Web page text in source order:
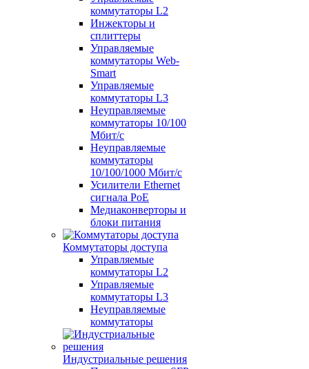
коммутаторы L2
Инжекторы и
сплиттеры
Управляемые
коммутаторы Web-
Smart
Управляемые
коммутаторы L3
Неуправляемые
коммутаторы 10/100
Мбит/с
Неуправляемые
коммутаторы
10/100/1000 Мбит/с
Усилители Ethernet
сигнала PoE
Медиаконверторы и
блоки питания
Коммутаторы доступа
Управляемые
коммутаторы L2
Управляемые
коммутаторы L3
Неуправляемые
коммутаторы
Индустриальные решения